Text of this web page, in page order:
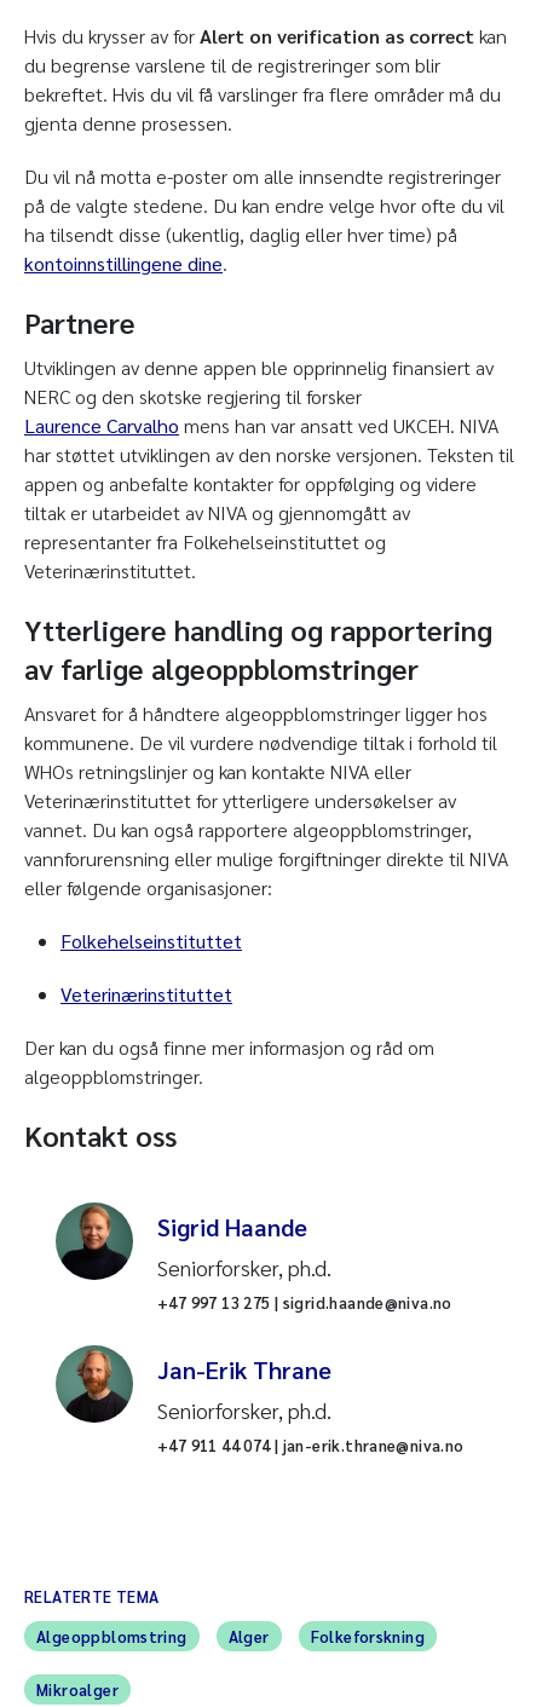
Hvis du krysser av forAlert on verification as correct kan
du begrense varslene til de registreringer som blir
bekreftet. Hvis du vil få varslinger fra flere områder må du
gjenta denne prosessen.
Du vil nå motta e-poster om alle innsendte registreringer
på de valgte stedene. Du kan endre velge hvor ofte du vil
ha tilsendt disse (ukentlig, daglig eller hver time) på
kontoinnstillingene dine.
Partnere
Utviklingen av denne appen ble opprinnelig finansiert av
NERC og den skotske regjering til forsker
Laurence Carvalho mens han var ansatt ved UKCEH. NIVA
har støttet utviklingen av den norske versjonen. Teksten til
appen og anbefalte kontakter for oppfølging og videre
tiltak er utarbeidet av NIVA og gjennomgått av
representanter fra Folkehelseinstituttet og
Veterinærinstituttet.
Ytterligere handling og rapportering
av farlige algeoppblomstringer
Ansvaret for å håndtere algeoppblomstringer ligger hos
kommunene. De vil vurdere nødvendige tiltak i forhold til
WHOs retningslinjer og kan kontakte NIVA eller
Veterinærinstituttet for ytterligere undersøkelser av
vannet. Du kan også rapportere algeoppblomstringer,
vannforurensning eller mulige forgiftninger direkte til NIVA
eller følgende organisasjoner:
Folkehelseinstituttet
Veterinærinstituttet
Der kan du også finne mer informasjon og råd om
algeoppblomstringer.
Kontakt oss
Sigrid Haande
Seniorforsker, ph.d.
+47 997 13 275 | sigrid.haande@niva.no
Jan-Erik Thrane
Seniorforsker, ph.d.
+47 911 44 074 | jan-erik.thrane@niva.no
RELATERTE TEMA
Algeoppblomstring
Alger Folkeforskning
Mikroalger